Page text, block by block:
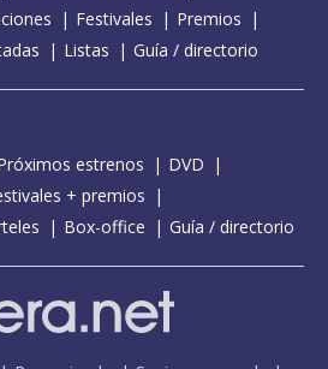
Festivales
Premios
Listas Guía / directorio
estrenos
DVD
+ premios
Box-office Guía / directorio